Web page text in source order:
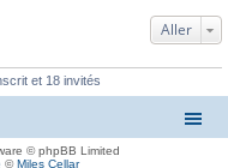
Aller
et 18 invités
© phpBB Limited
©Miles Cellar